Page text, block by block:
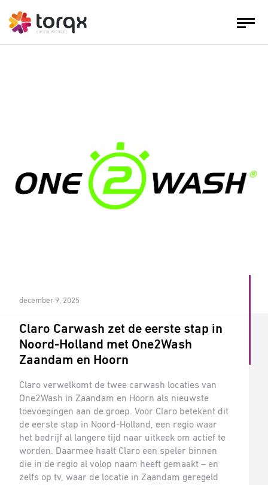
december 9, 2025
Claro Carwash zet de eerste stap in
Noord-Holland met One2Wash
Zaandam en Hoorn
Claro verwelkomt de twee carwash locaties van
One2Wash in Zaandam en Hoorn als nieuwste
toevoegingen aan de groep. Voor Claro betekent dit
de eerste stap in Noord-Holland, een regio waar
het bedrijf al langere tijd naar uitkeek om actief te
worden. Daarmee haalt Claro een speler binnen
die in de regio al volop naam heeft gemaakt – en
zelfs op tv, waar de locatie in Zaandam geregeld